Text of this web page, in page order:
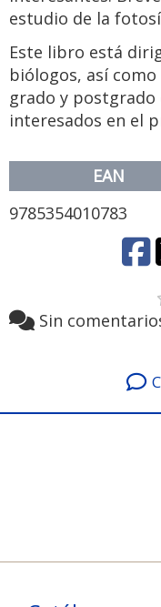
estudio de la
Este libro está
biólogos, así
grado y postgrado
interesados en el
EAN
9785354010783
Sin